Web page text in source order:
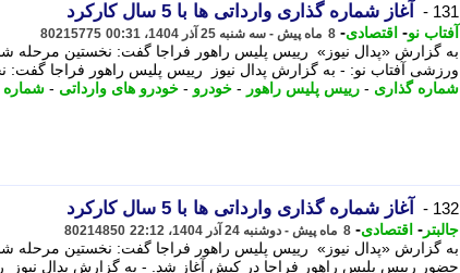
131 - آغاز شماره گذاری وارداتی ها با 5 سال کارکرد
آفتاب نو- اقتصادی- 8 ماه پیش - سه شنبه 25 آذر 1404، 00:31 80215775
به گزارش «پدال نیوز» رییس پلیس راهور فراجا گفت: نخستین مرحله
ورزشی آفتاب نو: - به گزارش پدال نیوز رییس پلیس راهور فراجا گفت:
شماره گذاری - رییس پلیس راهور - خودرو - خودرو های وارداتی - شماره
132 - آغاز شماره گذاری وارداتی ها با 5 سال کارکرد
جالبتر - اقتصادی- 8 ماه پیش - دوشنبه 24 آذر 1404، 22:12 80214850
به گزارش «پدال نیوز» رییس پلیس راهور فراجا گفت: نخستین مرحله
حضور رییس پلیس راهور فراجا در کیش آغاز شد. - به گزارش پدال نیوز